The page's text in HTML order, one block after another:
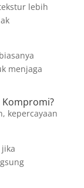
lebih
menjaga
Kompromi?
kepercayaan